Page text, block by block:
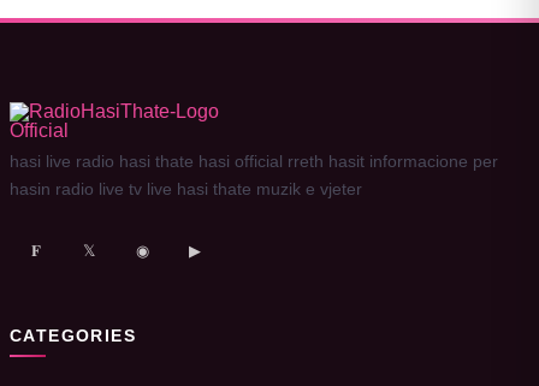
hasi live radio hasi thate hasi official rreth hasit informacione per
hasin radio live tv live hasi thate muzik e vjeter
𝐅 𝕏 ◉ ▶
CATEGORIES